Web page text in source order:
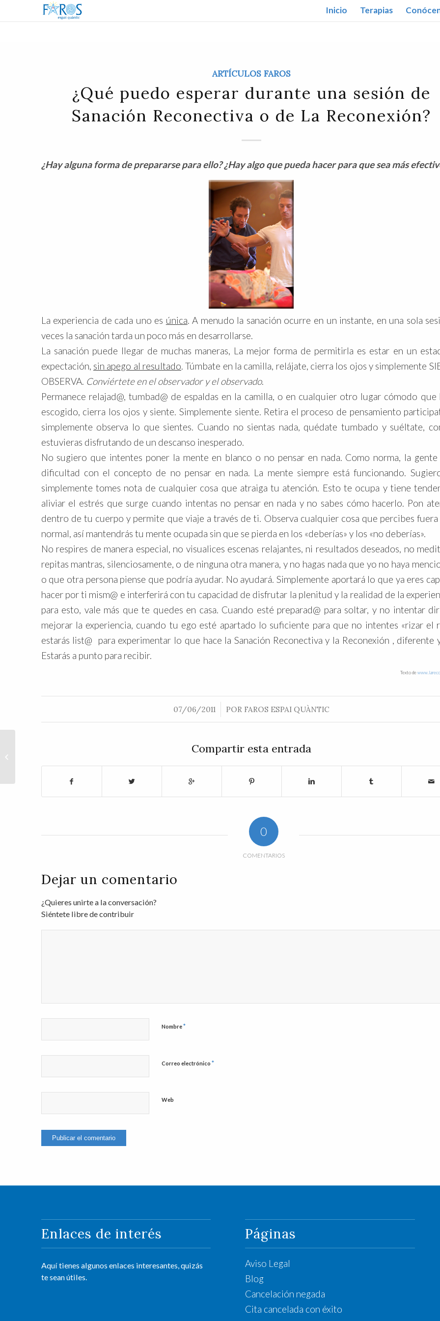
Inicio Terapias
ARTÍCULOS FAROS
¿Qué puedo esperar durante una sesión de
Sanación Reconectiva o de La Reconexión?
¿Hay alguna forma de prepararse para ello? ¿Hay algo que pueda hacer para que sea más
La experiencia de cada uno es única. A menudo la sanación ocurre en un instante, en una sola
veces la sanación tarda un poco más en desarrollarse.
La sanación puede llegar de muchas maneras, La mejor forma de permitirla es estar en un
expectación, sin apego al resultado. Túmbate en la camilla, relájate, cierra los ojos y simplemente
OBSERVA. Conviértete en el observador y el observado.
Permanece relajad@, tumbad@ de espaldas en la camilla, o en cualquier otro lugar cómodo que
escogido, cierra los ojos y siente. Simplemente siente. Retira el proceso de pensamiento
simplemente observa lo que sientes. Cuando no sientas nada, quédate tumbado y suéltate,
estuvieras disfrutando de un descanso inesperado.
No sugiero que intentes poner la mente en blanco o no pensar en nada. Como norma, la
dificultad con el concepto de no pensar en nada. La mente siempre está funcionando.
simplemente tomes nota de cualquier cosa que atraiga tu atención. Esto te ocupa y tiene
aliviar el estrés que surge cuando intentas no pensar en nada y no sabes cómo hacerlo. Pon
dentro de tu cuerpo y permite que viaje a través de ti. Observa cualquier cosa que percibes
normal, así mantendrás tu mente ocupada sin que se pierda en los «deberías» y los «no deberías».
No respires de manera especial, no visualices escenas relajantes, ni resultados deseados, no
repitas mantras, silenciosamente, o de ninguna otra manera, y no hagas nada que yo no haya
o que otra persona piense que podría ayudar. No ayudará. Simplemente aportará lo que ya eres
hacer por ti mism@ e interferirá con tu capacidad de disfrutar la plenitud y la realidad de la
para esto, vale más que te quedes en casa. Cuando esté preparad@ para soltar, y no intentar
mejorar la experiencia, cuando tu ego esté apartado lo suficiente para que no intentes «rizar el
estarás list@ para experimentar lo que hace la Sanación Reconectiva y la Reconexión , diferente
Estarás a punto para recibir.
Texto de
07/06/2011
/ POR FAROS ESPAI QUÀNTIC
Compartir esta entrada
0
COMENTARIOS
Dejar un comentario
¿Quieres unirte a la conversación?
Siéntete libre de contribuir
Nombre*
Correo electrónico *
Web
Enlaces de interés
Aquí tienes algunos enlaces interesantes, quizás
te sean útiles.
Páginas
Aviso Legal
Blog
Cancelación negada
Cita cancelada con éxito